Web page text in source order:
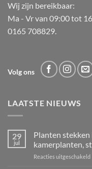
Wij zijn bereikbaar:
Ma - Vr van 09:00 tot
0165 708829.
Volg ons
LAATSTE NIEUWS
29
jul
Planten
kamerplanten,
Reacties uitgeschakeld